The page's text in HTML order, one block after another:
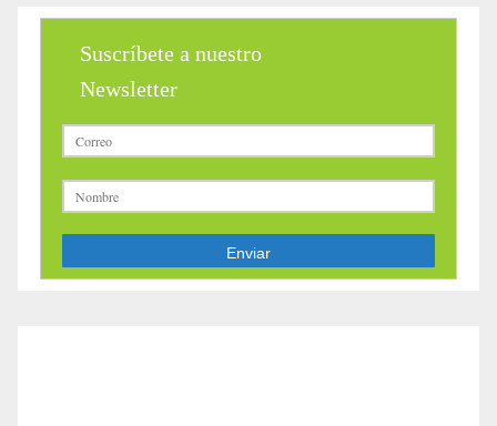
Suscríbete a nuestro
Newsletter